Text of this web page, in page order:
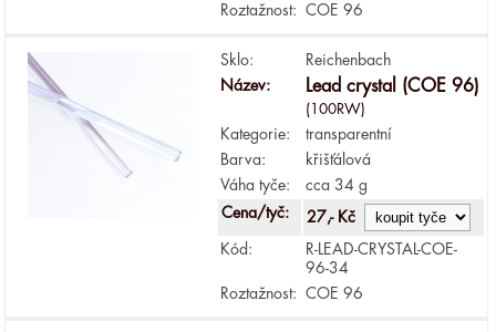
Roztažnost:
COE 96
Sklo:
Reichenbach
Název:
Lead crystal (COE 96)
(100RW)
Kategorie:
transparentní
Barva:
křišťálová
Váha tyče:
cca 34 g
Cena/tyč:
27,- Kč
Kód:
R-LEAD-CRYSTAL-COE-
96-34
Roztažnost:
COE 96